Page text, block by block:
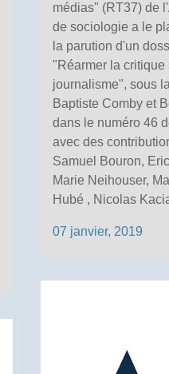
médias" (RT37) de
de sociologie a le
la parution d'un
"Réarmer la
journalisme", sous
Baptiste Comby et
dans le numéro 46
avec des
Samuel Bouron,
Marie Neihouser,
Hubé , Nicolas
07 janvier, 2019